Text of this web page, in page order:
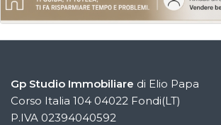
Gp Studio Immobiliare di Elio Papa
Corso Italia 104 04022 Fondi(LT)
P.IVA 02394040592